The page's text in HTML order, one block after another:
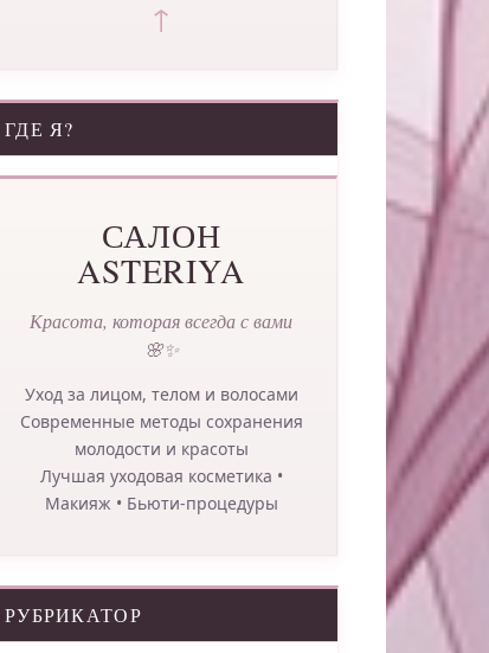
↑
ГДЕ Я?
САЛОН
ASTERIYA
Красота, которая всегда с вами
🌸✨
Уход за лицом, телом и волосами
Современные методы сохранения
молодости и красоты
Лучшая уходовая косметика •
Макияж • Бьюти-процедуры
РУБРИКАТОР